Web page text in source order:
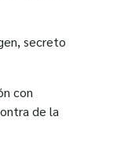
secreto
con
de la